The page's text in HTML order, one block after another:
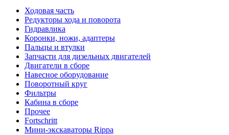
Ходовая часть
Редукторы хода и поворота
Гидравлика
Коронки, ножи, адаптеры
Пальцы и втулки
Запчасти для дизельных двигателей
Двигатели в сборе
Навесное оборудование
Поворотный круг
Фильтры
Кабина в сборе
Прочее
Fortschritt
Мини-экскаваторы Rippa